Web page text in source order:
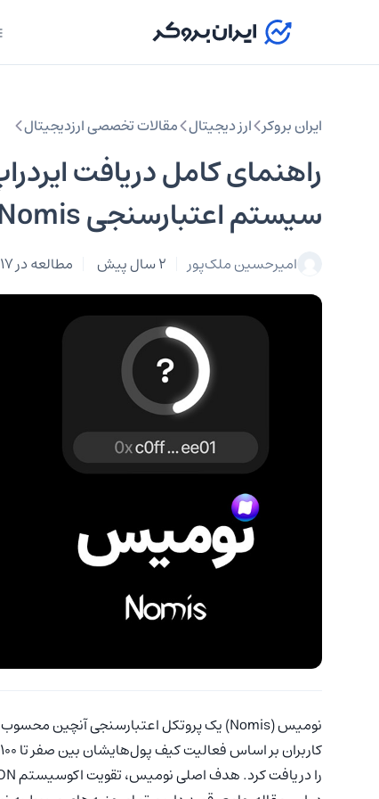
ایران بروکر ارز دیجیتال مقالات تخصصی ارزدیجیتال
راهنمای کامل دریافت
سیستم اعتبارسنجی Nomis
امیرحسین ملک‌پور 2 سال پیش مطالعه در 17 دقیقه
کاربران بر اساس فعالیت کیف پول‌‌هایشان بین صفر تا 100 امتیاز می‌دهد و با توجه به این امتیاز می‌توان سهمی از
را دریافت کرد. هدف اصلی نومیس، تقویت اکوسیستم TON با ایجاد یک «سیستم اعتبار آنچین قدرتمند» است.